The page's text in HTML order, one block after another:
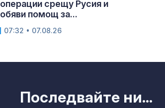
операции срещу Русия и
обяви помощ за...
07:32 • 07.08.26
Последвайте ни...